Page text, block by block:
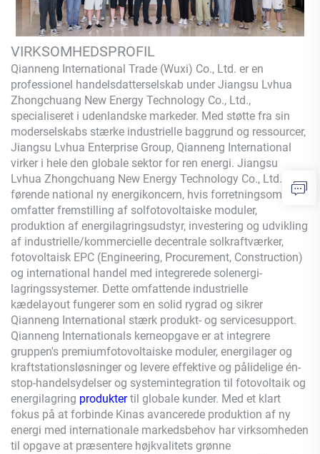
VIRKSOMHEDSPROFIL
Qianneng International Trade (Wuxi) Co., Ltd. er en
professionel handelsdatterselskab under Jiangsu Lvhua
Zhongchuang New Energy Technology Co., Ltd.,
specialiseret i udenlandske markeder. Med støtte fra sin
moderselskabs stærke industrielle baggrund og ressourcer,
Jiangsu Lvhua Enterprise Group, Qianneng International
virker i hele den globale sektor for ren energi. Jiangsu
Lvhua Zhongchuang New Energy Technology Co., Ltd. er en
førende national ny energikoncern, hvis forretningsområder
omfatter fremstilling af solfotovoltaiske moduler,
produktion af energilagringsudstyr, investering og udvikling
af industrielle/kommercielle decentrale solkraftværker,
fotovoltaisk EPC (Engineering, Procurement, Construction)
og international handel med integrerede solenergi-
lagringssystemer. Dette omfattende industrielle
kædelayout fungerer som en solid rygrad og sikrer
Qianneng International stærk produkt- og servicesupport.
Qianneng Internationals kerneopgave er at integrere
gruppen's premiumfotovoltaiske moduler, energilager og
kraftstationsløsninger og levere effektive og pålidelige én-
stop-handelsydelser og systemintegration til fotovoltaik og
energilagring produktertil globale kunder. Med et klart
fokus på at forbinde Kinas avancerede produktion af ny
energi med internationale markedsbehov har virksomheden
til opgave at præsentere højkvalitets grønne